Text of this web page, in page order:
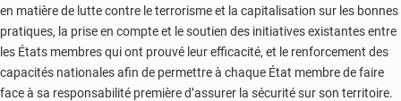
en matière de lutte contre le terrorisme et la capitalisation sur les bonnes
pratiques, la prise en compte et le soutien des initiatives existantes entre
les États membres qui ont prouvé leur efficacité, et le renforcement des
capacités nationales afin de permettre à chaque État membre de faire
face à sa responsabilité première d’assurer la sécurité sur son territoire.